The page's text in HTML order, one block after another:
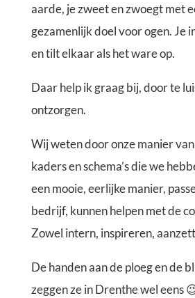
aarde, je zweet en zwoegt met
gezamenlijk doel voor ogen. Je
en tilt elkaar als het ware op.
Daar help ik graag bij, door te
ontzorgen.
Wij weten door onze manier
kaders en schema’s die we
een mooie, eerlijke manier,
bedrijf, kunnen helpen met de
Zowel intern, inspireren,
De handen aan de ploeg en de
zeggen ze in Drenthe wel eens